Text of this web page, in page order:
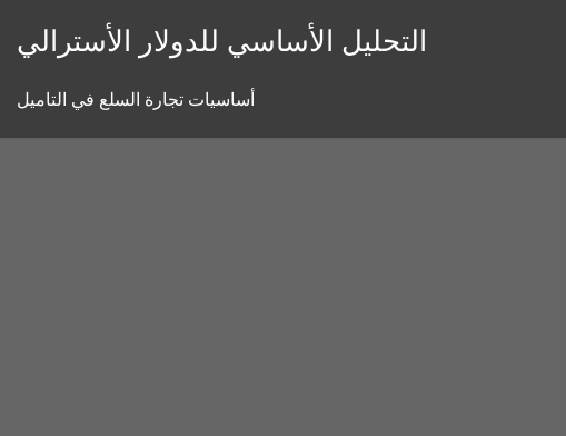
التحليل الأساسي للدولار الأسترالي
أساسيات تجارة السلع في التاميل